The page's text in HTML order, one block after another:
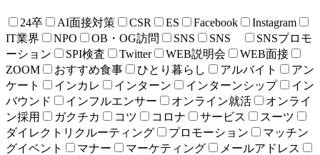
24卒 AI面接対策 CSR ES Facebook
Instagram
IT業界
NPO OB・OG訪問 SNS SNS
SNSプロモ
ーション
SPI検査 Twitter WEB説明会
WEB面接
ZOOM
おすすめ食事 ひとり暮らし アルバイト
アン
ケート
インカレ インターン インターンシップ
イン
バウンド
インフルエンサー オンライン就活
オンライ
ン採用
ガクチカ コツ コロナ サービス
スーツ
ダイレクトリクルーティング
プロモーション
マッチン
グイベント
マナー マーケティング
メールアドレス